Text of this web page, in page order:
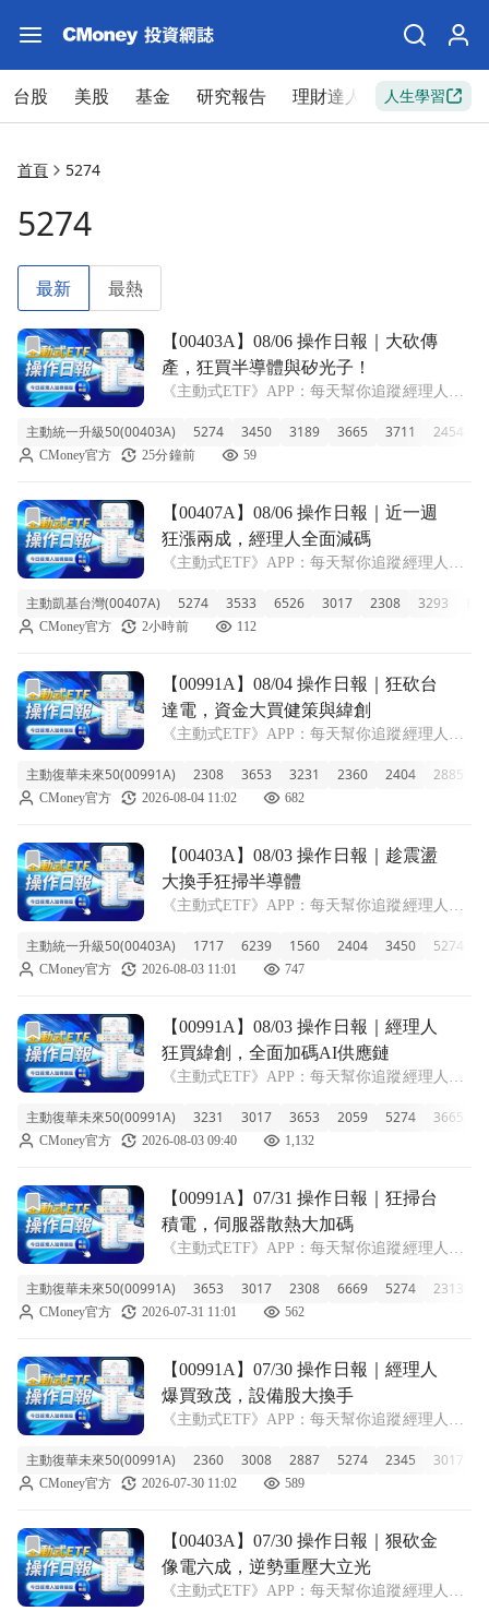
台股 美股 基金 研究報告 理財達人 新手入門
人生學習
首頁 5274
5274
最新 最熱
前往【00403A】08/06 操作日報｜大砍傳產，狂買半導體與
【00403A】08/06 操作日報｜大砍傳
產，狂買半導體與矽光子！
《主動式ETF》APP：每天幫你追蹤經理人新
週爆發力 今天 00403A 主動統一升級50 收在
9.91 元，單日小幅上漲 1.02%。這檔規模高達
主動統一升級50(00403A) 5274 3450 3189 3665 3711 2454
CMoney官方 25分鐘前 59
前往【00407A】08/06 操作日報｜近一週狂漲兩成，經理人
【00407A】08/06 操作日報｜近一週
狂漲兩成，經理人全面減碼
《主動式ETF》APP：每天幫你追蹤經理人新
主動凱基台灣 00407A 今天收在 9.45 元，單日
上漲 1.83%。這檔規模 293.7 億元的基金
主動凱基台灣(00407A) 5274 3533 6526 3017 2308 3293
CMoney官方 2小時前 112
前往【00991A】08/04 操作日報｜狂砍台達電，資金大買健
【00991A】08/04 操作日報｜狂砍台
達電，資金大買健策與緯創
《主動式ETF》APP：每天幫你追蹤經理人新
78.8% 00991A 主動復華未來50 今天收在
16.33 元，單日上漲 2.19%。這檔 ETF 最近
主動復華未來50(00991A) 2308 3653 3231 2360 2404 2885
CMoney官方 2026-08-04 11:02 682
前往【00403A】08/03 操作日報｜趁震盪大換手狂掃半導體
【00403A】08/03 操作日報｜趁震盪
大換手狂掃半導體
《主動式ETF》APP：每天幫你追蹤經理人新
00403A 淨值微幅回升 統一升級50今天收在
9.39 元，小幅上漲 1.51%，目前這檔基金規模
主動統一升級50(00403A) 1717 6239 1560 2404 3450 5274
CMoney官方 2026-08-03 11:01 747
前往【00991A】08/03 操作日報｜經理人狂買緯創，全面加
【00991A】08/03 操作日報｜經理人
狂買緯創，全面加碼AI供應鏈
《主動式ETF》APP：每天幫你追蹤經理人新
穩900億 主動復華未來50今天收在15.98元，單
日大漲3.70%。雖然近一週跟著盤勢下跌
主動復華未來50(00991A) 3231 3017 3653 2059 5274 3665
CMoney官方 2026-08-03 09:40 1,132
前往【00991A】07/31 操作日報｜狂掃台積電，伺服器散熱
【00991A】07/31 操作日報｜狂掃台
積電，伺服器散熱大加碼
《主動式ETF》APP：每天幫你追蹤經理人新
飆近10% 00991A 主動復華未來50 今天直接拉
出漲停板等級的表現，收盤價來到 15.41 元，
主動復華未來50(00991A) 3653 3017 2308 6669 5274 2313
CMoney官方 2026-07-31 11:01 562
前往【00991A】07/30 操作日報｜經理人爆買致茂，設備股
【00991A】07/30 操作日報｜經理人
爆買致茂，設備股大換手
《主動式ETF》APP：每天幫你追蹤經理人新
旗艦基金動態 00991A 主動復華未來50 今天收
在 14.01 元，小跌 0.43%。雖然最近一週遇到
主動復華未來50(00991A) 2360 3008 2887 5274 2345 3017
CMoney官方 2026-07-30 11:02 589
前往【00403A】07/30 操作日報｜狠砍金像電六成，逆勢重
【00403A】07/30 操作日報｜狠砍金
像電六成，逆勢重壓大立光
《主動式ETF》APP：每天幫你追蹤經理人新